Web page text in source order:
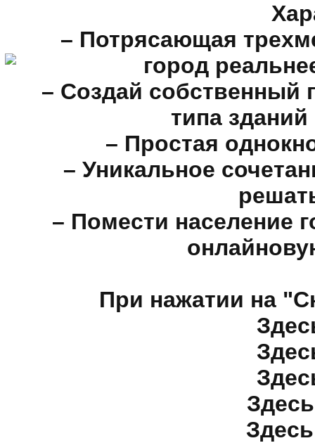
– Потрясающая
город
– Создай собственный
типа
– Простая
– Уникальное
– Помести население
При нажатии на